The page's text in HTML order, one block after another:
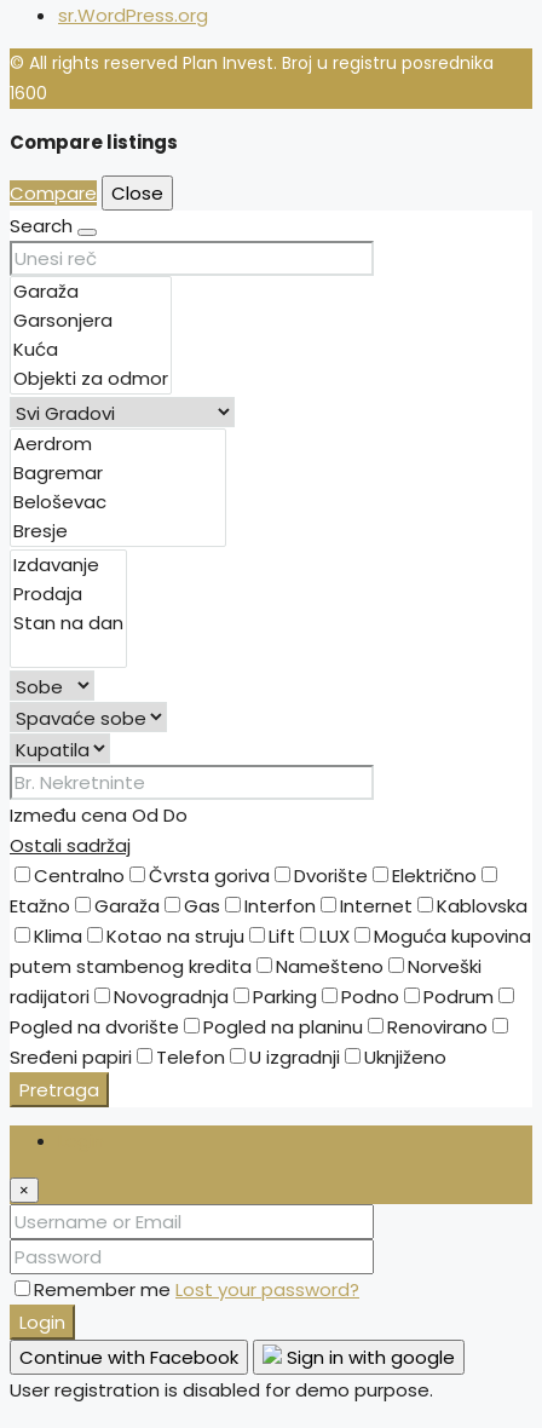
sr.WordPress.org
© All rights reserved Plan Invest. Broj u registru posrednika
1600
Compare listings
Compare
Close
Search
Između cena Od Do
Ostali sadržaj
Centralno
Čvrsta goriva Dvorište
Električno
Etažno
Garaža Gas Interfon Internet
Kablovska
Klima
Kotao na struju Lift LUX
Moguća kupovina
putem stambenog kredita
Namešteno
Norveški
radijatori
Novogradnja Parking Podno
Podrum
Pogled na dvorište
Pogled na planinu
Renovirano
Sređeni papiri
Telefon U izgradnji
Uknjiženo
Pretraga
×
Remember me Lost your password?
Login
Continue with Facebook
Sign in with google
User registration is disabled for demo purpose.